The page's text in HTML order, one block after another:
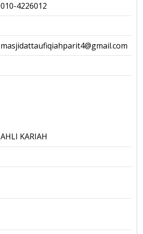
010-4226012
masjidattaufiqiahparit4@gmail.com
AHLI KARIAH